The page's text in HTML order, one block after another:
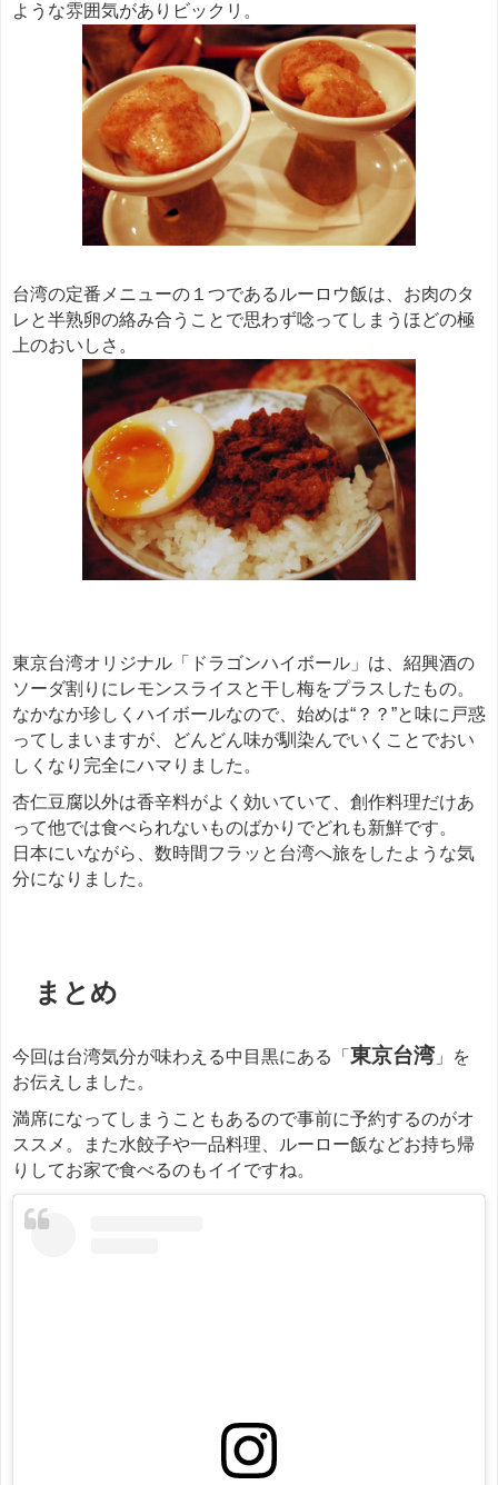
ような雰囲気がありビックリ。
台湾の定番メニューの１つであるルーロウ飯は、お肉のタ
レと半熟卵の絡み合うことで思わず唸ってしまうほどの極
上のおいしさ。
東京台湾オリジナル「ドラゴンハイボール」は、紹興酒の
ソーダ割りにレモンスライスと干し梅をプラスしたもの。
なかなか珍しくハイボールなので、始めは“？？”と味に戸惑
ってしまいますが、どんどん味が馴染んでいくことでおい
しくなり完全にハマりました。
杏仁豆腐以外は香辛料がよく効いていて、創作料理だけあ
って他では食べられないものばかりでどれも新鮮です。
日本にいながら、数時間フラッと台湾へ旅をしたような気
分になりました。
まとめ
今回は台湾気分が味わえる中目黒にある「 東京台湾」を
お伝えしました。
満席になってしまうこともあるので事前に予約するのがオ
ススメ。また水餃子や一品料理、ルーロー飯などお持ち帰
りしてお家で食べるのもイイですね。